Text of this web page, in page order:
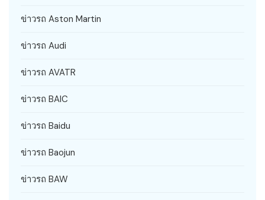
ข่าวรถ Aston Martin
ข่าวรถ Audi
ข่าวรถ AVATR
ข่าวรถ BAIC
ข่าวรถ Baidu
ข่าวรถ Baojun
ข่าวรถ BAW